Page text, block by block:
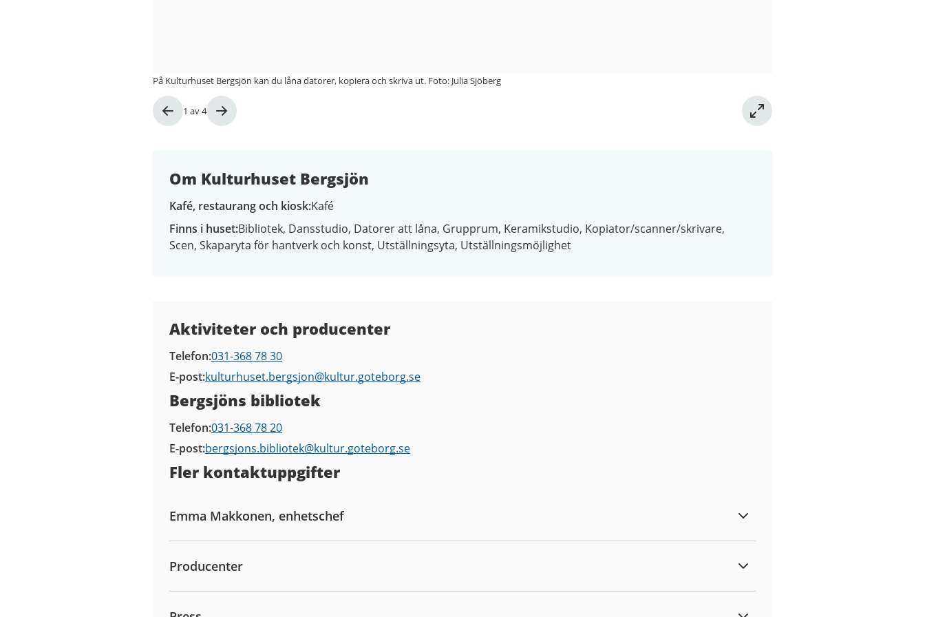
Bild
1 av4
På Kulturhuset Bergsjön kan du låna datorer, kopiera och skriva ut. Foto: Julia Sjöberg
Om Kulturhuset Bergsjön
Kafé, restaurang och kiosk Kafé
Finns i huset Bibliotek Dansstudio Datorer att låna Grupprum Keramikstudio Kopiator/scanner/skrivare
Scen Skaparyta för hantverk och konst Utställningsyta Utställningsmöjlighet
Aktiviteter och producenter
Telefon 031-368 78 30
E-post kulturhuset.bergsjon@kultur.goteborg.se
Bergsjöns bibliotek
Telefon 031-368 78 20
E-post bergsjons.bibliotek@kultur.goteborg.se
Fler kontaktuppgifter
Emma Makkonen, enhetschef
Producenter